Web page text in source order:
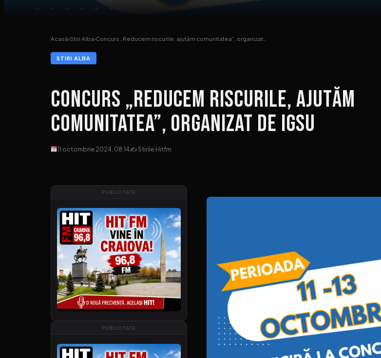
Acasă›Stiri Alba›Concurs „Reducem riscurile, ajutăm comunitatea”, organizat…
STIRI ALBA
Concurs „Reducem riscurile, ajutăm
comunitatea”, organizat de IGSU
11 octombrie 2024, 08:14✍ Stirile Hitfm
PUBLICITATE
PUBLICITATE